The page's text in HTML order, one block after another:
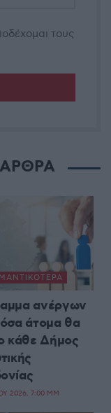
τους
ανέργων
άτομα θα
κάθε Δήμος
2026, 7:00 ΜΜ